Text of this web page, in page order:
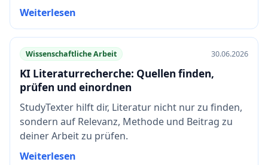
Weiterlesen
Wissenschaftliche Arbeit 30.06.2026
KI Literaturrecherche: Quellen finden,
prüfen und einordnen
StudyTexter hilft dir, Literatur nicht nur zu finden,
sondern auf Relevanz, Methode und Beitrag zu
deiner Arbeit zu prüfen.
Weiterlesen